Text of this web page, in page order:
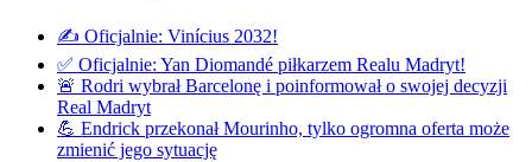
✍️ Oficjalnie: Vinícius 2032!
✅ Oficjalnie: Yan Diomandé piłkarzem Realu Madryt!
🚨 Rodri wybrał Barcelonę i poinformował o swojej decyzji
Real Madryt
💪 Endrick przekonał Mourinho, tylko ogromna oferta może
zmienić jego sytuację